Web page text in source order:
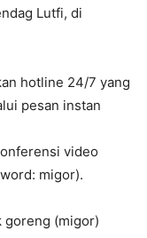
Lutfi, di
hotline 24/7 yang
pesan instan
video
migor).
goreng (migor)